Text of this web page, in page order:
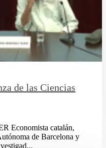
de las Ciencias
Economista catalán,
de Barcelona y